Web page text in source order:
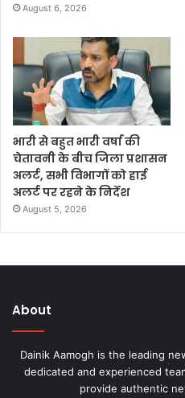
August 6, 2026
भारी से बहुत भारी वर्षा की
चेतावनी के बीच जिला प्रशासन
अलर्ट, सभी विभागों को हाई
अलर्ट पर रहने के निर्देश
August 5, 2026
About
Dainik Aamogh is the leading
dedicated and experienced
provide authentic